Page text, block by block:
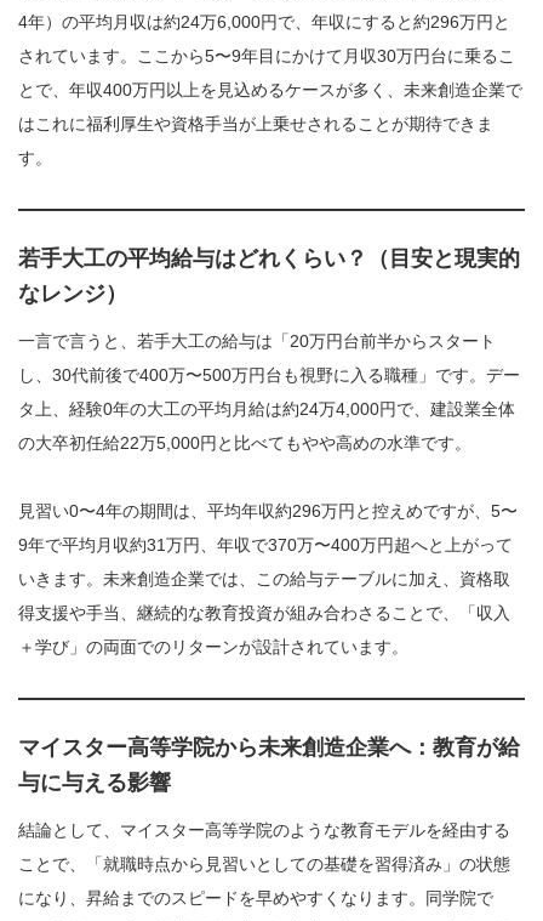
4年）の平均月収は約24万6,000円で、年収にすると約296万円と
されています。ここから5〜9年目にかけて月収30万円台に乗るこ
とで、年収400万円以上を見込めるケースが多く、未来創造企業で
はこれに福利厚生や資格手当が上乗せされることが期待できま
す。
若手大工の平均給与はどれくらい？（目安と現実的
なレンジ）
一言で言うと、若手大工の給与は「20万円台前半からスタート
し、30代前後で400万〜500万円台も視野に入る職種」です。デー
タ上、経験0年の大工の平均月給は約24万4,000円で、建設業全体
の大卒初任給22万5,000円と比べてもやや高めの水準です。
見習い0〜4年の期間は、平均年収約296万円と控えめですが、5〜
9年で平均月収約31万円、年収で370万〜400万円超へと上がって
いきます。未来創造企業では、この給与テーブルに加え、資格取
得支援や手当、継続的な教育投資が組み合わさることで、「収入
＋学び」の両面でのリターンが設計されています。
マイスター高等学院から未来創造企業へ：教育が給
与に与える影響
結論として、マイスター高等学院のような教育モデルを経由する
ことで、「就職時点から見習いとしての基礎を習得済み」の状態
になり、昇給までのスピードを早めやすくなります。同学院で